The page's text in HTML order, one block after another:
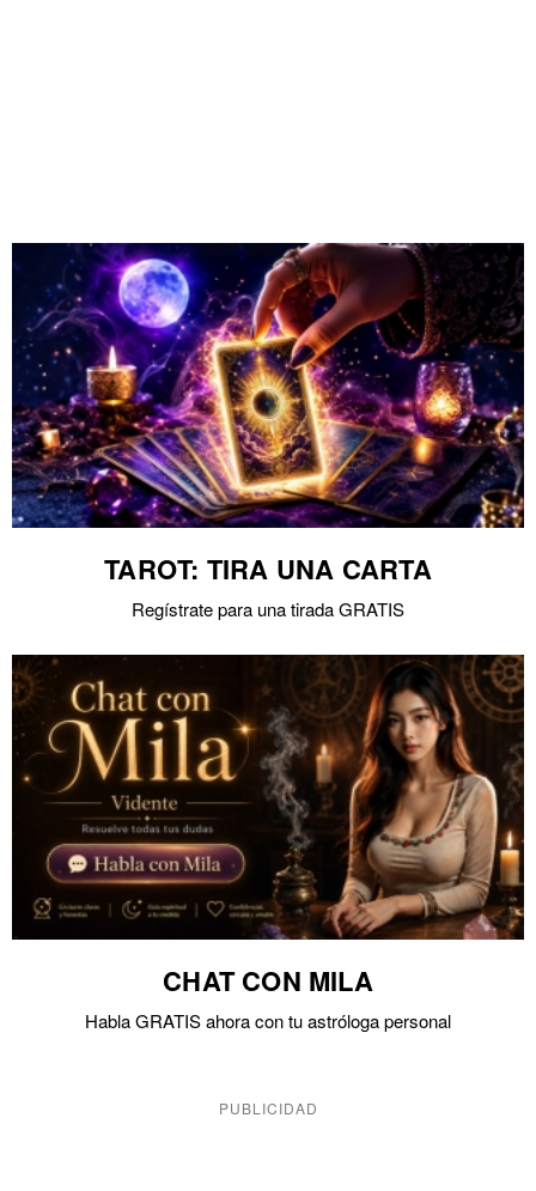
TAROT: TIRA UNA CARTA
Regístrate para una tirada GRATIS
CHAT CON MILA
Habla GRATIS ahora con tu astróloga personal